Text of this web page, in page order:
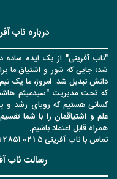
درباره ناب
"ناب آفرینی" از یک ایده ساده
شد؛ جایی که شور و اشتیاق ما
دانش تبدیل شد. امروز، ما یک
که تحت مدیریت "سیدمیثم هاشمی
کسانی هستیم که رویای رشد و
علم و اشتیاقمان را با شما
همراه قابل اعتماد باشیم.
تماس با ناب آفرینی 09128510215
رسالت ناب